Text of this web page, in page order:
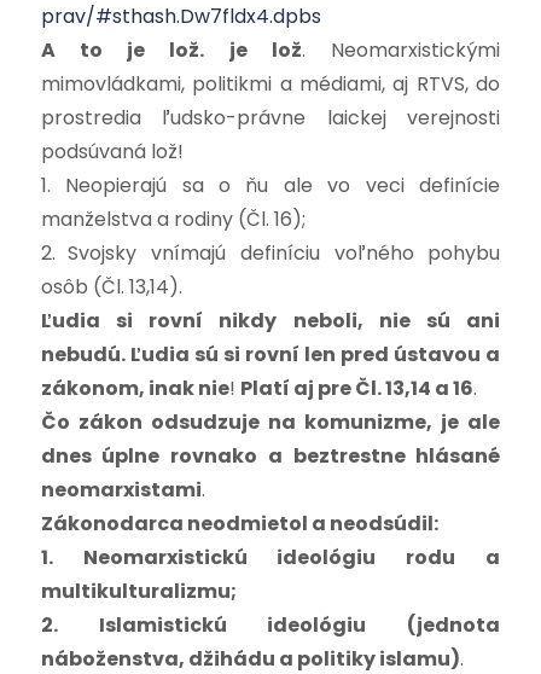
prav/#sthash.Dw7fldx4.dpbs
A to je lož. je lož. Neomarxistickými
mimovládkami, politikmi a médiami, aj RTVS, do
prostredia ľudsko-právne laickej verejnosti
podsúvaná lož!
1. Neopierajú sa o ňu ale vo veci definície
manželstva a rodiny (Čl. 16);
2. Svojsky vnímajú definíciu voľného pohybu
osôb (Čl. 13,14).
Ľudia si rovní nikdy neboli, nie sú ani
nebudú. Ľudia sú si rovní len pred ústavou a
zákonom, inak nie! Platí aj pre Čl. 13,14 a 16.
Čo zákon odsudzuje na komunizme, je ale
dnes úplne rovnako a beztrestne hlásané
neomarxistami.
Zákonodarca neodmietol a neodsúdil:
1. Neomarxistickú ideológiu rodu a
multikulturalizmu;
2. Islamistickú ideológiu (jednota
náboženstva, džihádu a politiky islamu).